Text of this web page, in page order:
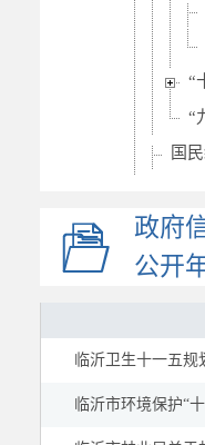
“
“
国
区域
国土
统计信
财政
政府
政府
公开
临沂卫生十一五规
临沂市环境保护“